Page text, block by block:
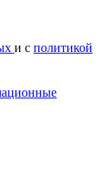
и с политикой